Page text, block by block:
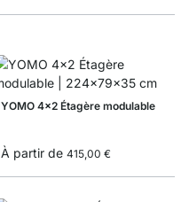
YOMO 4x2 Étagère modulable
À partir de 415,00 €